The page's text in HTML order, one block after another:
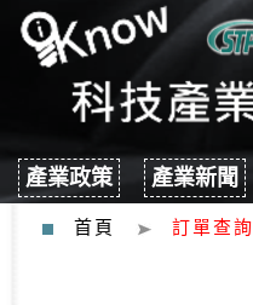
產業政策 產業新聞
首頁 訂單查詢